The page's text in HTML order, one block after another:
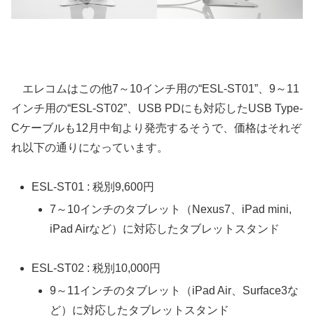
エレコムはこの他7～10インチ用の“ESL-ST01”、9～11
インチ用の“ESL-ST02”、USB PDにも対応したUSB Type-
Cケーブルも12月中旬より発売するそうで、価格はそれぞ
れ以下の通りになっています。
ESL-ST01 : 税別9,600円
7～10インチのタブレット（Nexus7、iPad mini,
iPad Airなど）に対応したタブレットスタンド
ESL-ST02 : 税別10,000円
9～11インチのタブレット（iPad Air、Surface3な
ど）に対応したタブレットスタンド